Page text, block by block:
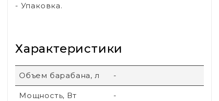
- Упаковка.
Характеристики
Объем барабана, л -
Мощность, Вт -